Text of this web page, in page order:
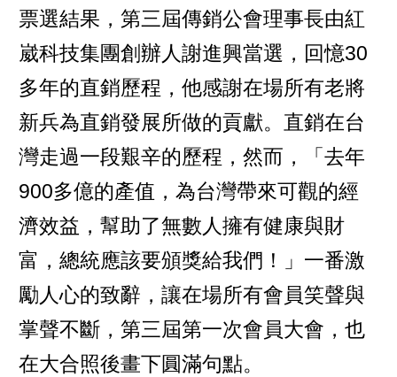
票選結果，第三屆傳銷公會理事長由紅
崴科技集團創辦人謝進興當選，回憶30
多年的直銷歷程，他感謝在場所有老將
新兵為直銷發展所做的貢獻。直銷在台
灣走過一段艱辛的歷程，然而，「去年
900多億的產值，為台灣帶來可觀的經
濟效益，幫助了無數人擁有健康與財
富，總統應該要頒獎給我們！」一番激
勵人心的致辭，讓在場所有會員笑聲與
掌聲不斷，第三屆第一次會員大會，也
在大合照後畫下圓滿句點。